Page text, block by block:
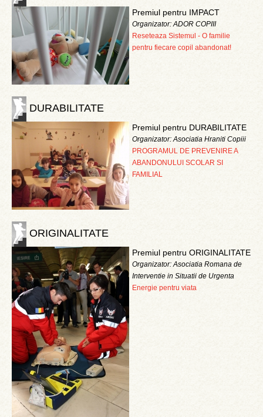
Premiul pentru IMPACT
Organizator: ADOR COPIII
Reseteaza Sistemul - O familie
pentru fiecare copil abandonat!
DURABILITATE
Premiul pentru DURABILITATE
Organizator: Asociatia Hraniti Copiii
PROGRAMUL DE PREVENIRE A
ABANDONULUI SCOLAR SI
FAMILIAL
ORIGINALITATE
Premiul pentru ORIGINALITATE
Organizator: Asociatia Romana de
Interventie in Situatii de Urgenta
Energie pentru viata